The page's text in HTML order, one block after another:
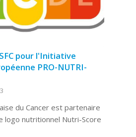
pour l'Initiative
PRO-NUTRI-
du Cancer est partenaire
logo nutritionnel Nutri-Score